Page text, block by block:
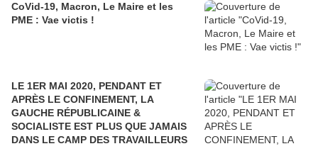
CoVid-19, Macron, Le Maire et les
PME : Vae victis !
LE 1ER MAI 2020, PENDANT ET
APRÈS LE CONFINEMENT, LA
GAUCHE RÉPUBLICAINE &
SOCIALISTE EST PLUS QUE JAMAIS
DANS LE CAMP DES TRAVAILLEURS